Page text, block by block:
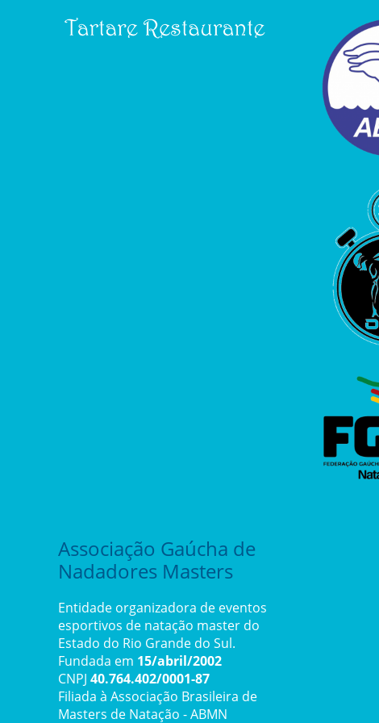
Associação Gaúcha de
Nadadores Masters
Entidade organizadora de eventos
esportivos de natação master do
Estado do Rio Grande do Sul.
Fundada em 15/abril/2002
CNPJ 40.764.402/0001-87
Filiada à Associação Brasileira de
Masters de Natação - ABMN